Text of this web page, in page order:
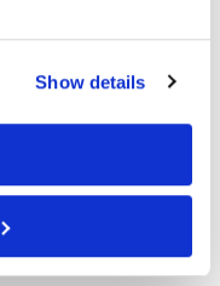
Show details
Nortrip y
partager leurs